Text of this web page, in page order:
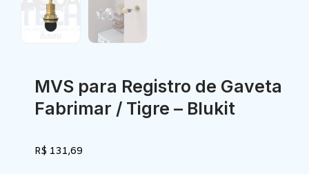
MVS para Registro de Gaveta
Fabrimar / Tigre – Blukit
R$ 131,69